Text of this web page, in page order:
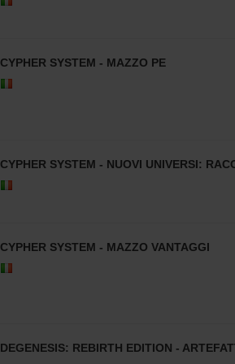
CYPHER SYSTEM - MAZZO PE
CYPHER SYSTEM - NUOVI UNIVERSI:
CYPHER SYSTEM - MAZZO VANTAGGI
DEGENESIS: REBIRTH EDITION -